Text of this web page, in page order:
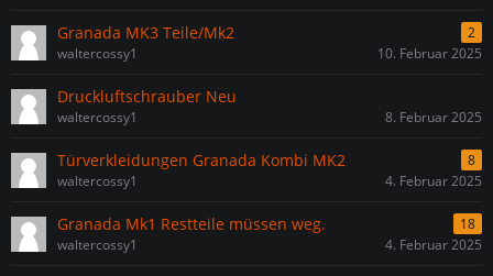
Granada MK3 Teile/Mk2
2
waltercossy1
10. Februar 2025
Druckluftschrauber Neu
waltercossy1 8. Februar 2025
Türverkleidungen Granada Kombi MK2
8
waltercossy1
4. Februar 2025
Granada Mk1 Restteile müssen weg.
18
waltercossy1
4. Februar 2025